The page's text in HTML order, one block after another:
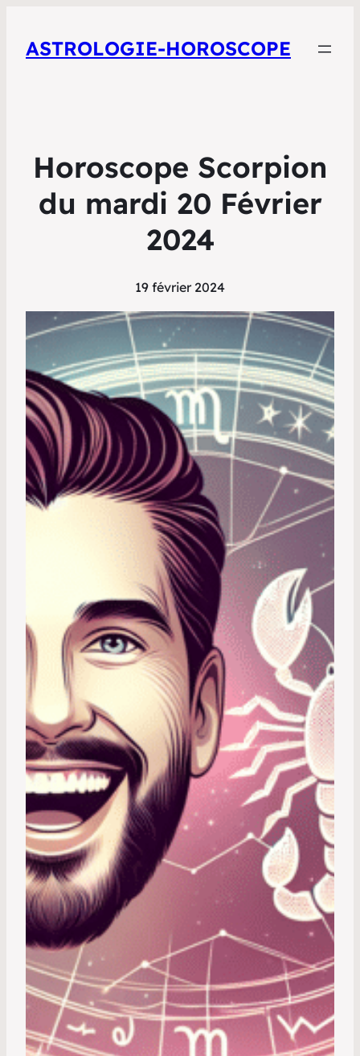
ASTROLOGIE-HOROSCOPE
Horoscope Scorpion
du mardi 20 Février
2024
19 février 2024